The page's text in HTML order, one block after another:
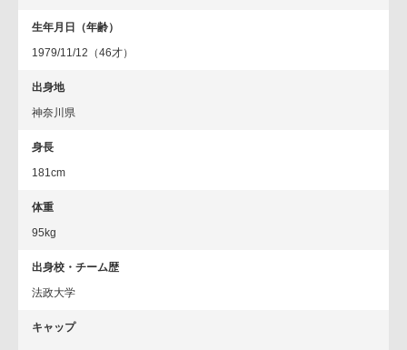
生年月日（年齢）
1979/11/12（46才）
出身地
神奈川県
身長
181cm
体重
95kg
出身校・チーム歴
法政大学
キャップ